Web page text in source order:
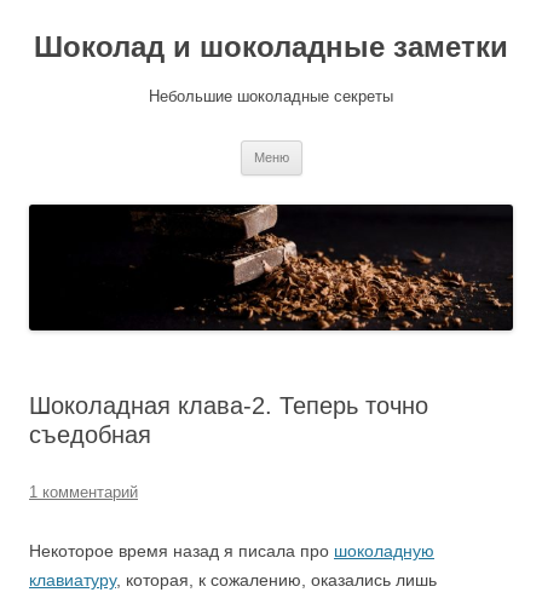
Шоколад и шоколадные заметки
Небольшие шоколадные секреты
Меню
Шоколадная клава-2. Теперь точно
съедобная
1 комментарий
Некоторое время назад я писала про шоколадную
клавиатуру, которая, к сожалению, оказались лишь